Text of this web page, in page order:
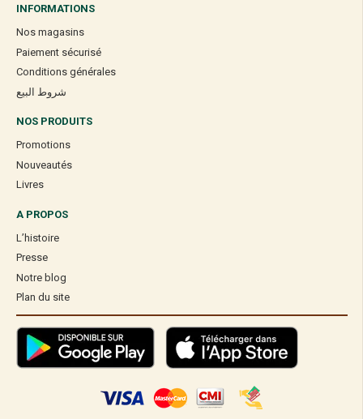
INFORMATIONS
Nos magasins
Paiement sécurisé
Conditions générales
شروط البيع
NOS PRODUITS
Promotions
Nouveautés
Livres
A PROPOS
L’histoire
Presse
Notre blog
Plan du site